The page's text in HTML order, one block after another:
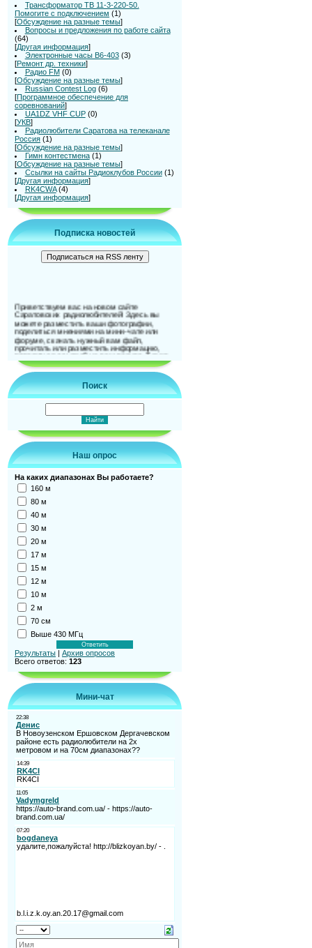
Трансформатор ТВ 11-3-220-50.
Помогите с подключением (1)
[Обсуждение на разные темы]
Вопросы и предложения по работе сайта
(64)
[Другая информация]
Электронные часы В6-403 (3)
[Ремонт др. техники]
Радио FM (0)
[Обсуждение на разные темы]
Russian Contest Log (6)
[Программное обеспечение для
соревнований]
UA1DZ VHF CUP (0)
[УКВ]
Радиолюбители Саратова на телеканале
Россия (1)
[Обсуждение на разные темы]
Гимн контестмена (1)
[Обсуждение на разные темы]
Ссылки на сайты Радиоклубов России (1)
[Другая информация]
RK4CWA (4)
[Другая информация]
Подписка новостей
Приветствуем вас на новом сайте
Саратовских радиолюбителей! Здесь вы
можете разместить ваши фотографии,
поделиться мнениями на мини-чате или
форуме, скачать нужный вам файл,
прочитать или разместить информацию,
поделиться ссылкой на ваш ресурс. Также
можно и подписаться на новости сайта. До
встречи на страницах сайта!
Поиск
Наш опрос
На каких диапазонах Вы работаете?
160 м
80 м
40 м
30 м
20 м
17 м
15 м
12 м
10 м
2 м
70 см
Выше 430 МГц
Результаты | Архив опросов
Всего ответов: 123
Мини-чат